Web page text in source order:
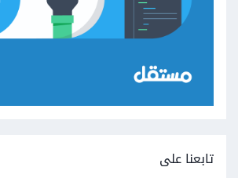
تابعنا على